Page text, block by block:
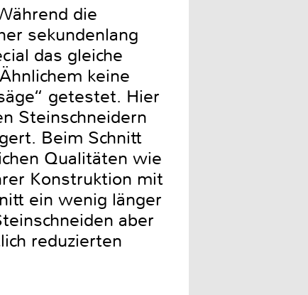
die
sekundenlang
das gleiche
keine
getestet. Hier
Steinschneidern
Beim Schnitt
Qualitäten wie
Konstruktion mit
ein wenig länger
aber
reduzierten